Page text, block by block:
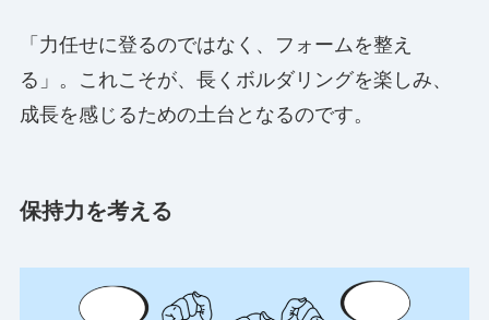
「力任せに登るのではなく、フォームを整え
る」。これこそが、長くボルダリングを楽しみ、
成長を感じるための土台となるのです。
保持力を考える